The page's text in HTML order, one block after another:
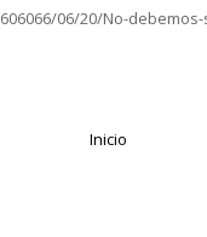
06/20/No-
Inicio